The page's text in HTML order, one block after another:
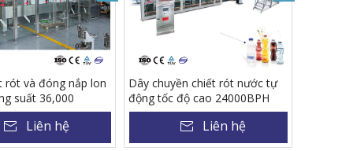
rót và đóng nắp lon
suất 36,000
điều khiển bằng lưu
chế độ, có khả
rót cả nóng và lạnh.
Liên hệ
Dây chuyền chiết rót nước tự
động tốc độ cao 24000BPH
Liên hệ